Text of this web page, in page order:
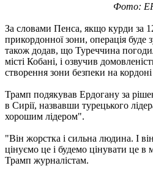
Фото:
За словами Пенса, якщо курди за
прикордонної зони, операція буде
також додав, що Туреччина
місті Кобані, і озвучив
створення зони безпеки на
Трамп подякував Ердогану за
в Сирії, назвавши турецького
хорошим лідером".
"Він жорстка і сильна людина. І
цінуємо це і будемо цінувати це в
Трамп журналістам.